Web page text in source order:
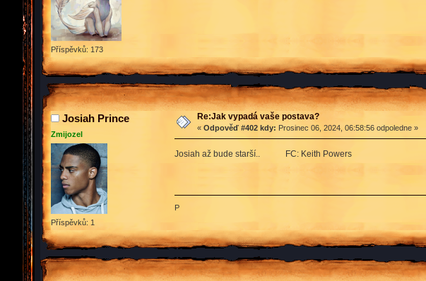
Příspěvků: 173
Josiah Prince
Zmijozel
Příspěvků: 1
Re:Jak vypadá vaše postava?
« Odpověď #402 kdy: Prosinec 06, 2024, 06:58:56 odpoledne »
Josiah až bude starší.. FC: Keith Powers
P